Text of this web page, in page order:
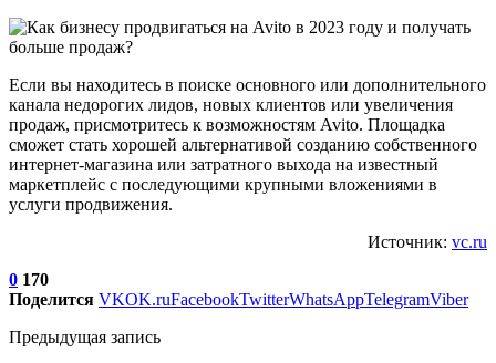
Если вы находитесь в поиске основного или дополнительного
канала недорогих лидов, новых клиентов или увеличения
продаж, присмотритесь к возможностям Avito. Площадка
сможет стать хорошей альтернативой созданию собственного
интернет-магазина или затратного выхода на известный
маркетплейс с последующими крупными вложениями в
услуги продвижения.
Источник: vc.ru
0 170
Поделится VKOK.ruFacebookTwitterWhatsAppTelegramViber
Предыдущая запись